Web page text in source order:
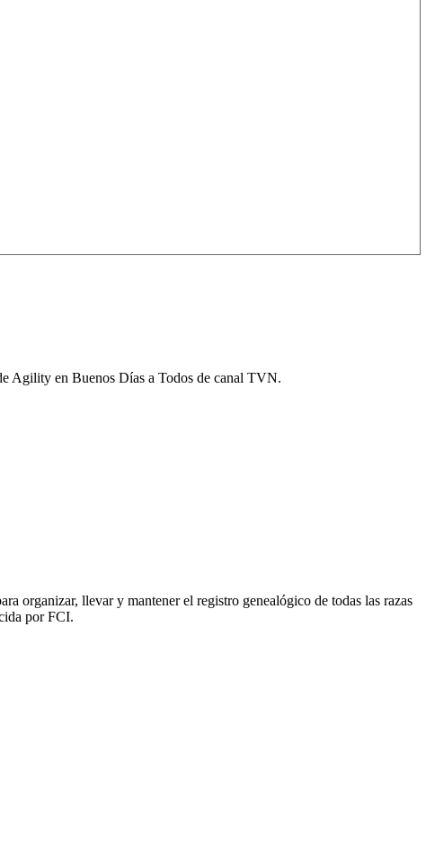
Agility en Buenos Días a Todos de canal TVN.
organizar, llevar y mantener el registro genealógico de todas las razas
por FCI.